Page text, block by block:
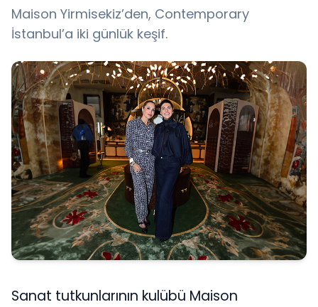
Maison Yirmisekiz’den, Contemporary
İstanbul’a iki günlük keşif.
Sanat tutkunlarının kulübü Maison